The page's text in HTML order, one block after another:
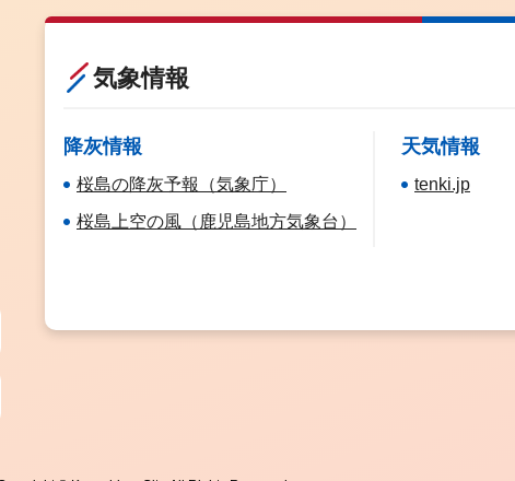
気象情報
降灰情報
桜島の降灰予報（気象庁）
桜島上空の風（鹿児島地方気象台）
天気情報
tenki.jp